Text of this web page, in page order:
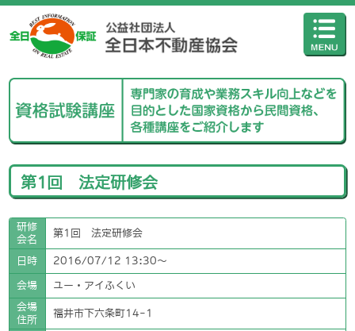
第1回 法定研修会
研修
会名
第1回 法定研修会
日時 2016/07/12 13:30〜
会場 ユー・アイふくい
会場
住所
福井市下六条町14-1